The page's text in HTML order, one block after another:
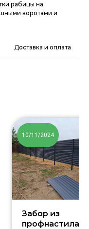
рабицы на
воротами и
Доставка и оплата
10/11/2024
Забор из
профнастила